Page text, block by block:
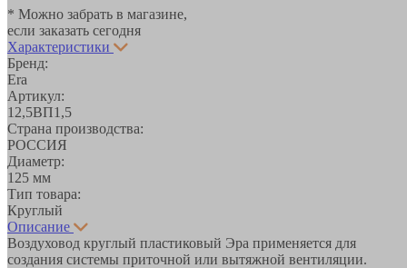
* Можно забрать в магазине,
если заказать сегодня
Характеристики
Бренд:
Era
Артикул:
12,5ВП1,5
Страна производства:
РОССИЯ
Диаметр:
125 мм
Тип товара:
Круглый
Описание
Воздуховод круглый пластиковый Эра применяется для
создания системы приточной или вытяжной вентиляции.